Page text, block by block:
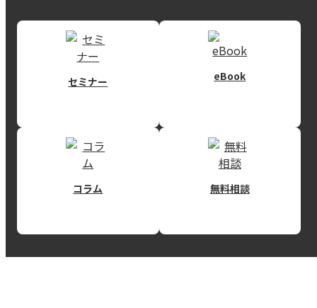
セミナー eBook
コラム 無料相談